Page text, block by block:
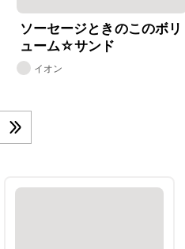
ソーセージときのこのボリ
ューム☆サンド
イオン